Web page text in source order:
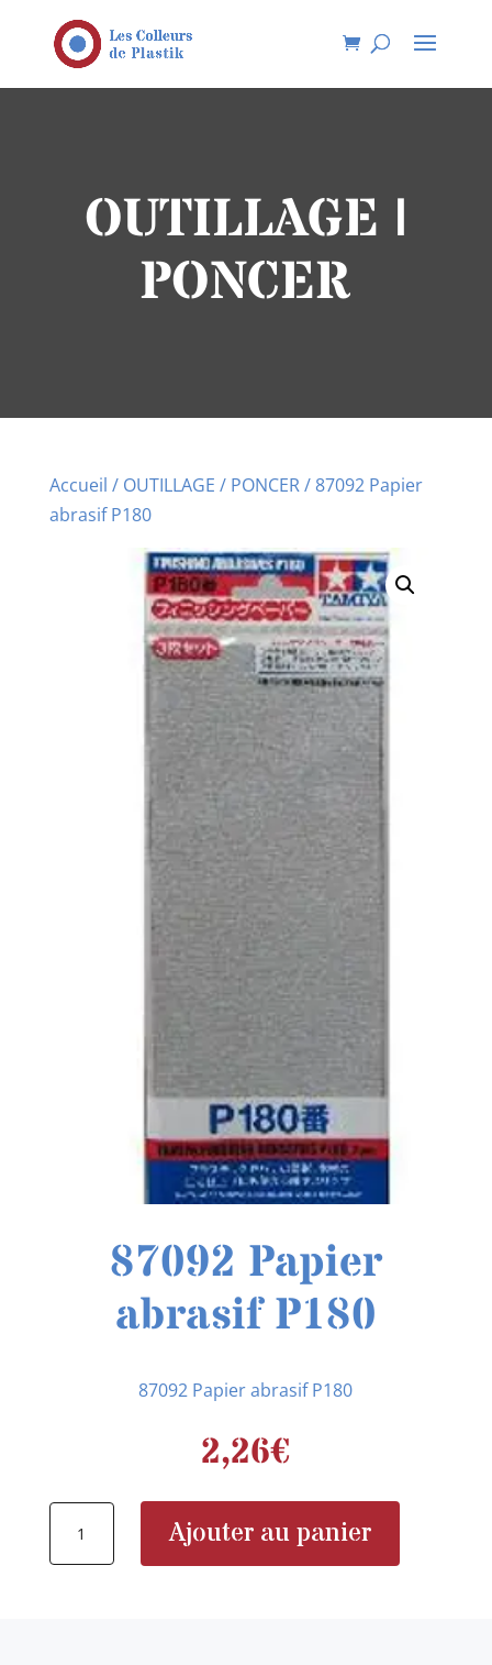
OUTILLAGE |
PONCER
Accueil / OUTILLAGE / PONCER/ 87092 Papier
abrasif P180
87092 Papier
abrasif P180
87092 Papier abrasif P180
2,26€
Ajouter au panier